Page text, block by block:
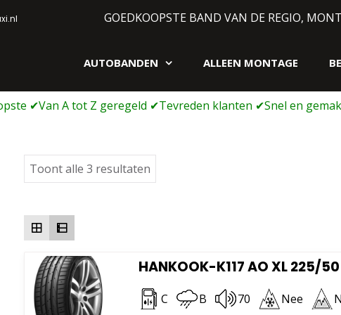
GOEDKOOPSTE BAND VAN DE REGIO,
AUTOBANDEN ALLEEN MONTAGE
Toont alle 3 resultaten
op
HANKOOK-K117 AO XL 225/50
C B 70 Nee